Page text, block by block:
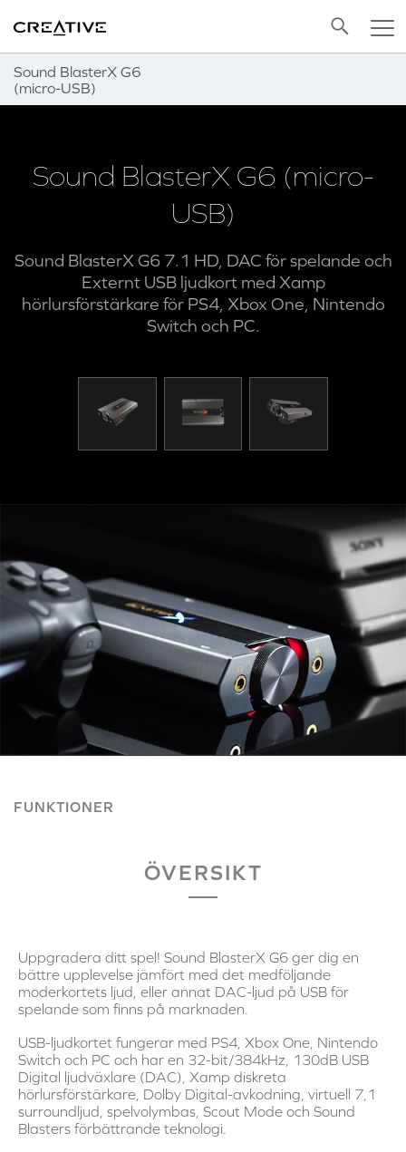
Sound BlasterX G6
(micro-USB)
Back to Top
Sound BlasterX G6 (micro-
USB)
Sound BlasterX G6 7.1 HD, DAC för spelande och
Externt USB ljudkort med Xamp
hörlursförstärkare för PS4, Xbox One, Nintendo
Switch och PC.
FUNKTIONER
ÖVERSIKT
Uppgradera ditt spel! Sound BlasterX G6 ger dig en
bättre upplevelse jämfört med det medföljande
moderkortets ljud, eller annat DAC-ljud på USB för
spelande som finns på marknaden.
USB-ljudkortet fungerar med PS4, Xbox One, Nintendo
Switch och PC och har en 32-bit/384kHz, 130dB USB
Digital ljudväxlare (DAC), Xamp diskreta
hörlursförstärkare, Dolby Digital-avkodning, virtuell 7,1
surroundljud, spelvolymbas, Scout Mode och Sound
Blasters förbättrande teknologi.